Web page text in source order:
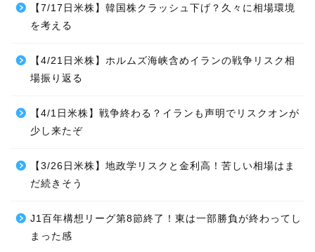
【7/17日米株】韓国株クラッシュ下げ？久々に相場環境
を考える
【4/21日米株】ホルムズ海峡含めイランの戦争リスク相
場振り返る
【4/1日米株】戦争終わる？イランも声明でリスクオンが
少し来たぞ
【3/26日米株】地政学リスクと金利高！苦しい相場はま
だ続きそう
J1百年構想リーグ第8節終了！東は一部勝負が終わってし
まった感